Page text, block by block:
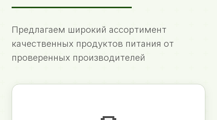
Предлагаем широкий ассортимент
качественных продуктов питания от
проверенных производителей